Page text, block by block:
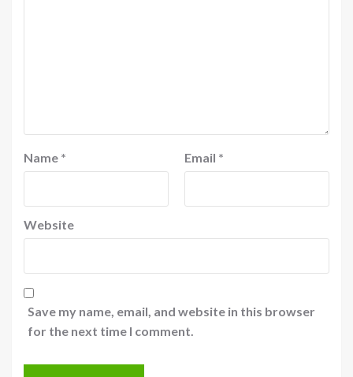
Name * Email *
Website
Save my name, email, and website in this browser
for the next time I comment.